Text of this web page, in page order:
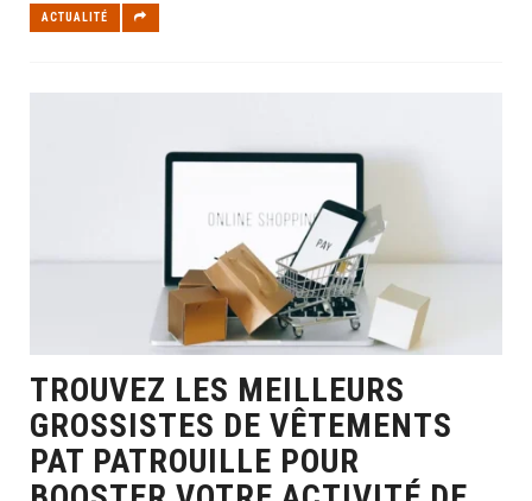
ACTUALITÉ
TROUVEZ LES MEILLEURS
GROSSISTES DE VÊTEMENTS
PAT PATROUILLE POUR